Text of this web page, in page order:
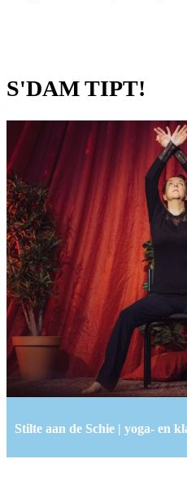
S'DAM TIPT!
Stilte aan de Schie | yoga- en